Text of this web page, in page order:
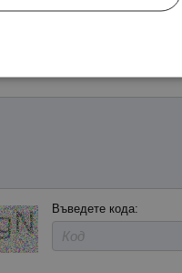
Въведете кода: